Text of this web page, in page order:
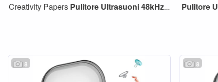
Creativity Papers Pulitore Ultrasuoni48kHz... Pulitore
8 8